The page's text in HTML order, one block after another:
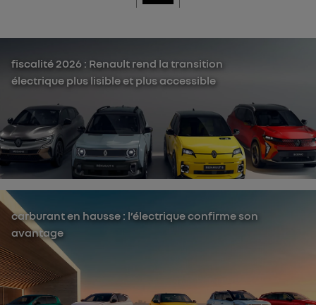
fiscalité 2026 : Renault rend la transition
électrique plus lisible et plus accessible
carburant en hausse : l’électrique confirme son
avantage